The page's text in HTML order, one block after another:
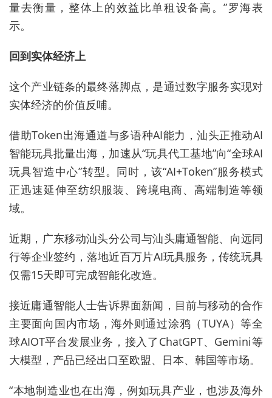
量去衡量，整体上的效益比单租设备高。”罗海表
示。
回到实体经济上
这个产业链条的最终落脚点，是通过数字服务实现对
实体经济的价值反哺。
借助Token出海通道与多语种AI能力，汕头正推动AI
智能玩具批量出海，加速从“玩具代工基地”向“全球AI
玩具智造中心”转型。同时，该“AI+Token”服务模式
正迅速延伸至纺织服装、跨境电商、高端制造等领
域。
近期，广东移动汕头分公司与汕头庸通智能、向远同
行等企业签约，落地近百万片AI玩具服务，传统玩具
仅需15天即可完成智能化改造。
接近庸通智能人士告诉界面新闻，目前与移动的合作
主要面向国内市场，海外则通过涂鸦（TUYA）等全
球AIOT平台发展业务，接入了ChatGPT、Gemini等
大模型，产品已经出口至欧盟、日本、韩国等市场。
“本地制造业也在出海，例如玩具产业，也涉及海外